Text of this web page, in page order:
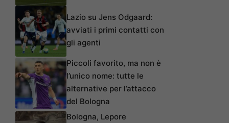
Lazio su Jens Odgaard:
avviati i primi contatti con
gli agenti
Piccoli favorito, ma non è
l’unico nome: tutte le
alternative per l’attacco
del Bologna
Bologna, Lepore